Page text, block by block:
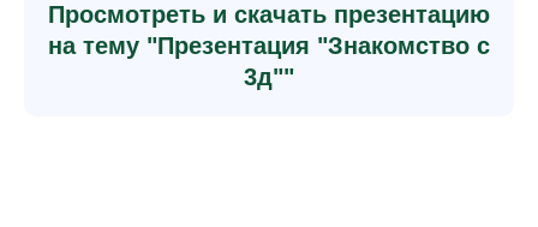
Просмотреть и скачать презентацию
на тему "Презентация "Знакомство с
3д""